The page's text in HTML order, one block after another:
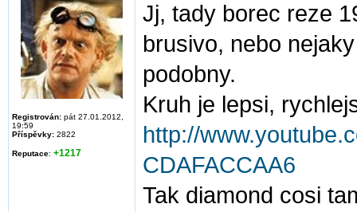
Registrován: pát 27.01.2012,
19:59
Příspěvky: 2822
Reputace: +1217
Jj, tady borec reze
brusivo, nebo
podobny.
Kruh je lepsi,
http://
CDAFACCAA6
Tak diamond cosi